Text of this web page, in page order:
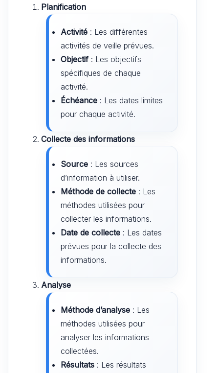
Planification
Activité : Les différentes
activités de veille prévues.
Objectif : Les objectifs
spécifiques de chaque
activité.
Échéance : Les dates limites
pour chaque activité.
Collecte des informations
Source : Les sources
d’information à utiliser.
Méthode de collecte : Les
méthodes utilisées pour
collecter les informations.
Date de collecte : Les dates
prévues pour la collecte des
informations.
Analyse
Méthode d’analyse : Les
méthodes utilisées pour
analyser les informations
collectées.
Résultats : Les résultats